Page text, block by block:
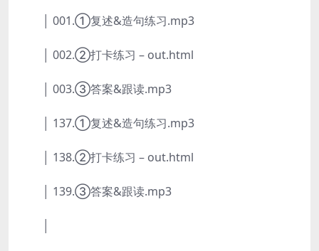
│ 001.①复述&造句练习.mp3
│ 002.②打卡练习 – out.html
│ 003.③答案&跟读.mp3
│ 137.①复述&造句练习.mp3
│ 138.②打卡练习 – out.html
│ 139.③答案&跟读.mp3